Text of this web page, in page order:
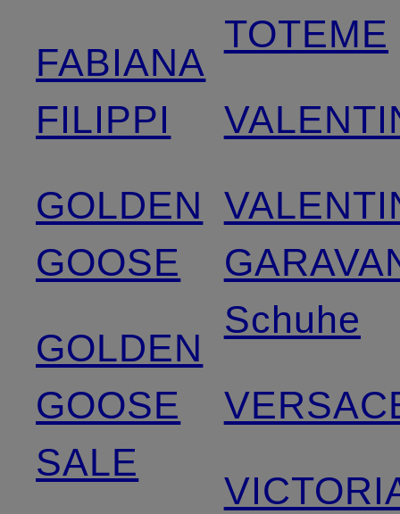
FABIANA
FILIPPI
GOLDEN
GOOSE
GOLDEN
GOOSE
SALE
TOTEME
Schuhe